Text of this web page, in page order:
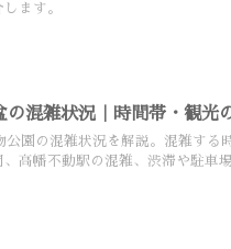
ます。
の混雑状況｜時間帯・観光
園の混雑状況を解説。混雑する
高幡不動駅の混雑、渋滞や駐車